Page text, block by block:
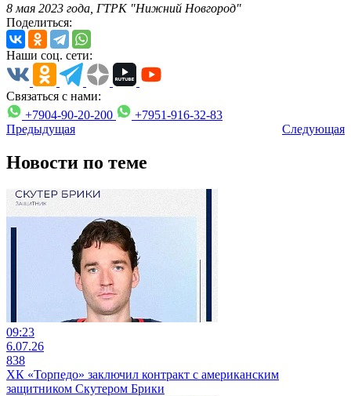
8 мая 2023 года, ГТРК "Нижний Новгород"
Поделиться:
Наши соц. сети:
Связаться с нами:
+7904-90-20-200
+7951-916-32-83
Предыдущая
Следующая
Новости по теме
09:23
6.07.26
838
ХК «Торпедо» заключил контракт с американским
защитником Скутером Брики